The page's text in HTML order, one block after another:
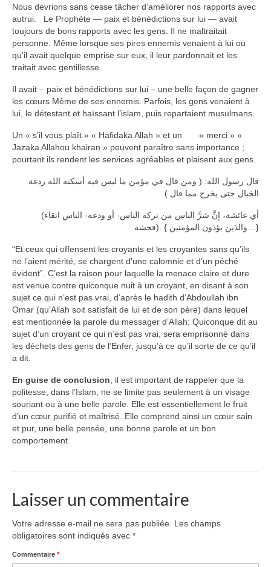
Nous devrions sans cesse tâcher d’améliorer nos rapports avec
autrui. Le Prophète — paix et bénédictions sur lui — avait
toujours de bons rapports avec les gens. Il ne maltraitait
personne. Même lorsque ses pires ennemis venaient à lui ou
qu’il avait quelque emprise sur eux, il leur pardonnait et les
traitait avec gentillesse.
Il avait – paix et bénédictions sur lui – une belle façon de gagner
les cœurs Même de ses ennemis. Parfois, les gens venaient à
lui, le détestant et haïssant l’islam, puis repartaient musulmans.
Un « s’il vous plaît » « Hafidaka Allah » et un « merci » «
Jazaka Allahou khairan » peuvent paraître sans importance ;
pourtant ils rendent les services agréables et plaisent aux gens.
قال رسول الله: ( ومن قال في مؤمن ما ليس فيه أسكنه الله ردغة
الخبال حتى يخرج مما قال )
(أي عائشة، إنَّ شرَّ الناس من تركه الناس- أو ودعه- الناس اتقاء
فحشه). { والذين يؤذون المؤمنين…}
“Et ceux qui offensent les croyants et les croyantes sans qu’ils
ne l’aient mérité, se chargent d’une calomnie et d’un péché
évident”. C’est la raison pour laquelle la menace claire et dure
est venue contre quiconque nuit à un croyant, en disant à son
sujet ce qui n’est pas vrai, d’après le hadith d’Abdoullah ibn
Omar (qu’Allah soit satisfait de lui et de son père) dans lequel
est mentionnée la parole du messager d’Allah: Quiconque dit au
sujet d’un croyant ce qui n’est pas vrai, sera emprisonné dans
les déchets des gens de l’Enfer, jusqu’à ce qu’il sorte de ce qu’il
a dit.
En guise de conclusion , il est important de rappeler que la
politesse, dans l’Islam, ne se limite pas seulement à un visage
souriant ou à une belle parole. Elle est essentiellement le fruit
d’un cœur purifié et maîtrisé. Elle comprend ainsi un cœur sain
et pur, une belle pensée, une bonne parole et un bon
comportement.
Laisser un commentaire
Votre adresse e-mail ne sera pas publiée.
Les champs
obligatoires sont indiqués avec *
Commentaire *